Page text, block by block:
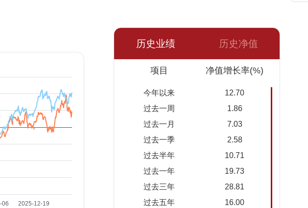
历史业绩
历史净值
项目 净值增长率(%)
今年以来
12.70
过去一周
1.86
过去一月
7.03
过去一季
2.58
过去半年
10.71
过去一年
19.73
过去三年
28.81
过去五年
16.00
净值
累计净
2026-
1.1607
08-06
2026-
08-05
1.1796
2026-
08-04
1.1635